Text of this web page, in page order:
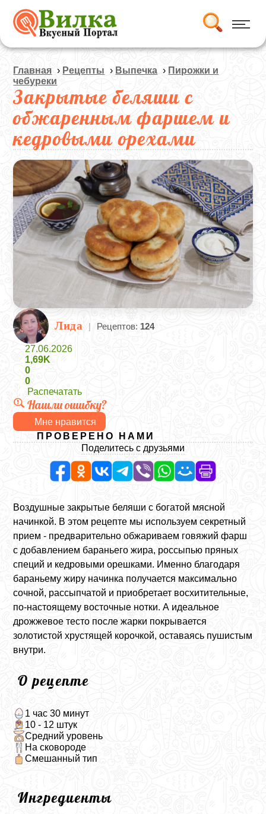
Главная › Рецепты › Выпечка › Пирожки и
чебуреки
Закрытые беляши с
обжаренным фаршем и
кедровыми орехами
Лида | Рецептов: 124
27.06.2026
1,69K
0
0
Распечатать
Нашли ошибку?
Мне нравится
ПРОВЕРЕНО НАМИ
Поделитесь с друзьями
Воздушные закрытые беляши с богатой мясной
начинкой. В этом рецепте мы используем секретный
прием - предварительно обжариваем говяжий фарш
с добавлением бараньего жира, россыпью пряных
специй и кедровыми орешками. Именно благодаря
бараньему жиру начинка получается максимально
сочной, рассыпчатой и приобретает восхитительные,
по-настоящему восточные нотки. А идеальное
дрожжевое тесто после жарки покрывается
золотистой хрустящей корочкой, оставаясь пушистым
внутри.
О рецепте
1 час 30 минут
10 - 12 штук
Средний уровень
На сковороде
Смешанный тип
Ингредиенты